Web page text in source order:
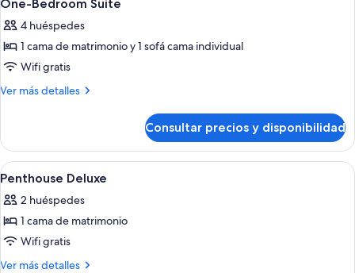
todas
las
fotos
de
One-
One-Bedroom Suite
4 huéspedes
1 cama de matrimonio y 1 sofá cama individual
Wifi gratis
Ver más detalles
Más
Bedroom
Suite
Consultar precios y disponibilidad
Abrir
todas
las
fotos
de
Penthouse
Cortinas opacas, cunas gratuitas,
9
Penthouse Deluxe
2 huéspedes
1 cama de matrimonio
Wifi gratis
Ver más detalles
Más